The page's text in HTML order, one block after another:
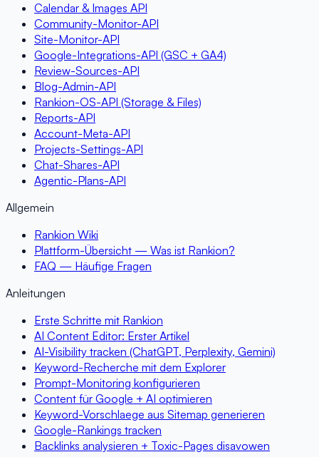
Calendar & Images API
Community-Monitor-API
Site-Monitor-API
Google-Integrations-API (GSC + GA4)
Review-Sources-API
Blog-Admin-API
Rankion-OS-API (Storage & Files)
Reports-API
Account-Meta-API
Projects-Settings-API
Chat-Shares-API
Agentic-Plans-API
Allgemein
Rankion Wiki
Plattform-Übersicht — Was ist Rankion?
FAQ — Häufige Fragen
Anleitungen
Erste Schritte mit Rankion
AI Content Editor: Erster Artikel
AI-Visibility tracken (ChatGPT, Perplexity, Gemini)
Keyword-Recherche mit dem Explorer
Prompt-Monitoring konfigurieren
Content für Google + AI optimieren
Keyword-Vorschlaege aus Sitemap generieren
Google-Rankings tracken
Backlinks analysieren + Toxic-Pages disavowen